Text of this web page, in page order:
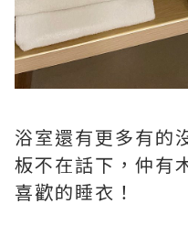
浴室還有更多有的
板不在話下，仲有
喜歡的睡衣！